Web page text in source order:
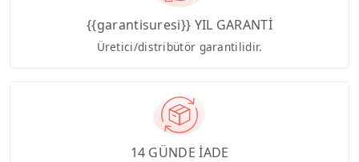
{{garantisuresi}} YIL GARANTİ
Üretici/distribütör garantilidir.
14 GÜNDE İADE